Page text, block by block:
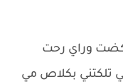
وراي رحت
تلكتني بكلاص مي